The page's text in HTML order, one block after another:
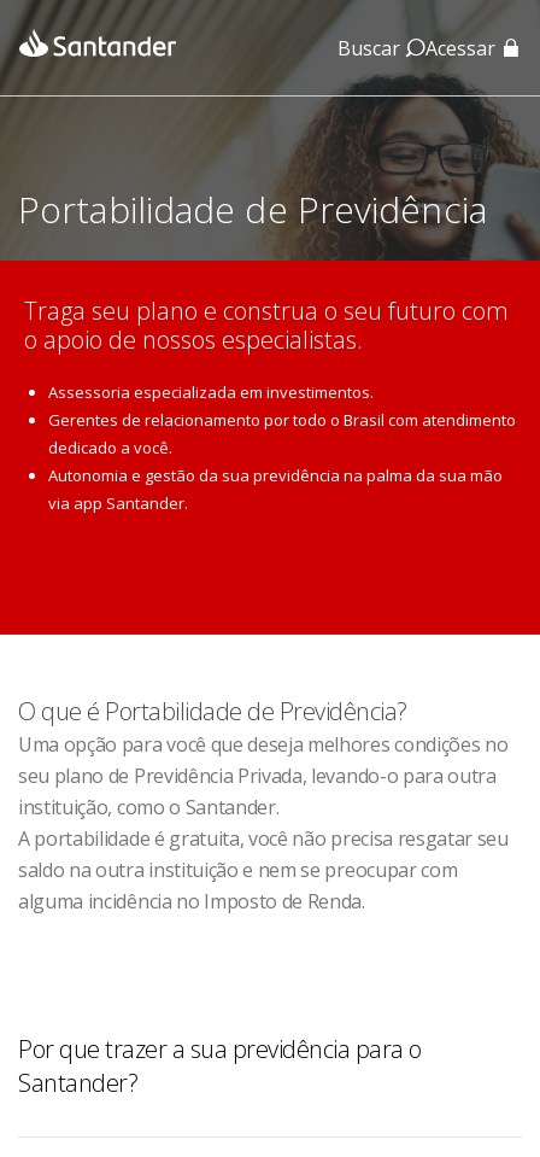
App Santander
App Santander Empresas
Buscar Acessar
Portabilidade de Previdência
Traga seu plano e construa o seu futuro com
o apoio de nossos especialistas.
Assessoria especializada em investimentos.
Gerentes de relacionamento por todo o Brasil com atendimento
dedicado a você.
Autonomia e gestão da sua previdência na palma da sua mão
via app Santander.
O que é Portabilidade de Previdência?
Uma opção para você que deseja melhores condições no
seu plano de Previdência Privada, levando-o para outra
instituição, como o Santander.
A portabilidade é gratuita, você não precisa resgatar seu
saldo na outra instituição e nem se preocupar com
alguma incidência no Imposto de Renda.
Por que trazer a sua previdência para o
Santander?